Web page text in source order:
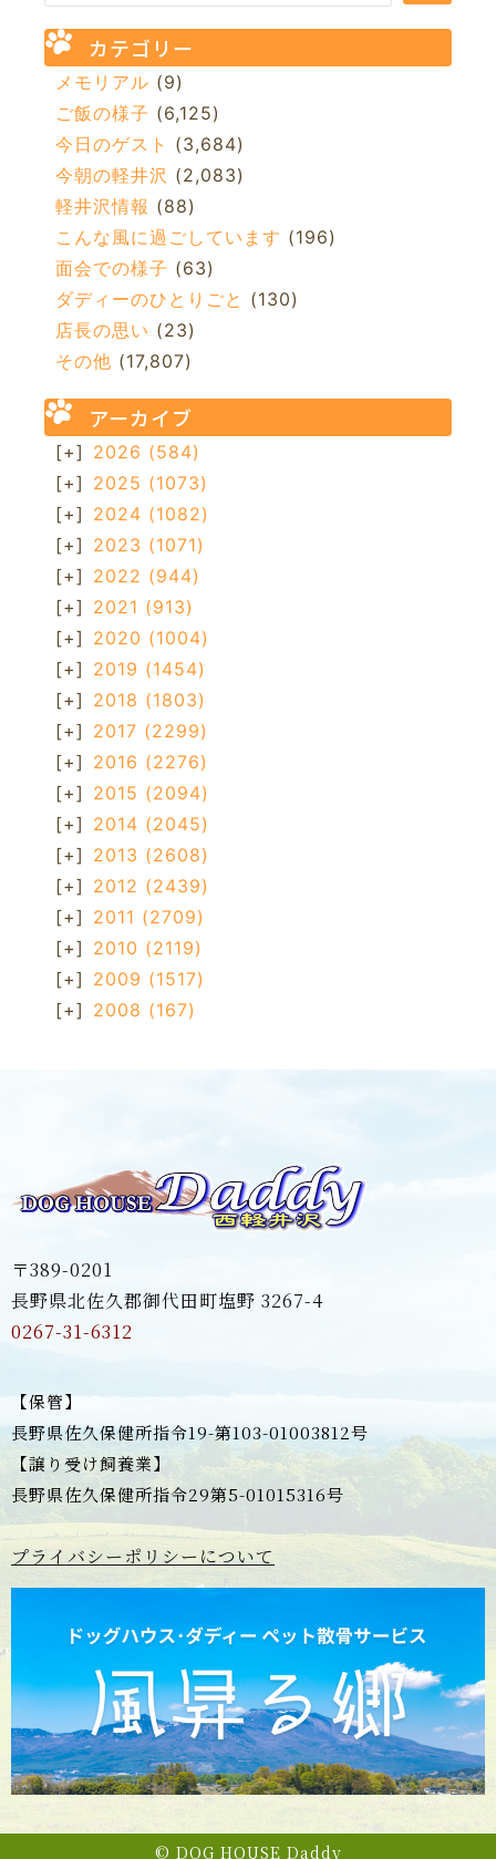
カテゴリー
メモリアル (9)
ご飯の様子 (6,125)
今日のゲスト (3,684)
今朝の軽井沢 (2,083)
軽井沢情報 (88)
こんな風に過ごしています (196)
面会での様子 (63)
ダディーのひとりごと (130)
店長の思い (23)
その他 (17,807)
アーカイブ
[+] 2026 (584)
[+] 2025 (1073)
[+] 2024 (1082)
[+] 2023 (1071)
[+] 2022 (944)
[+] 2021 (913)
[+] 2020 (1004)
[+] 2019 (1454)
[+] 2018 (1803)
[+] 2017 (2299)
[+] 2016 (2276)
[+] 2015 (2094)
[+] 2014 (2045)
[+] 2013 (2608)
[+] 2012 (2439)
[+] 2011 (2709)
[+] 2010 (2119)
[+] 2009 (1517)
[+] 2008 (167)
〒389-0201
長野県北佐久郡御代田町塩野 3267-4
0267-31-6312
【保管】
長野県佐久保健所指令19-第103-01003812号
【譲り受け飼養業】
長野県佐久保健所指令29第5-01015316号
プライバシーポリシーについて
© DOG HOUSE Daddy